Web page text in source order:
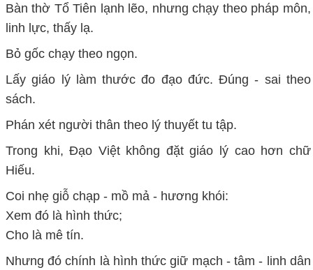
Bàn thờ Tổ Tiên lạnh lẽo, nhưng chạy theo pháp môn,
linh lực, thấy lạ.
Bỏ gốc chạy theo ngọn.
Lấy giáo lý làm thước đo đạo đức. Đúng - sai theo
sách.
Phán xét người thân theo lý thuyết tu tập.
Trong khi, Đạo Việt không đặt giáo lý cao hơn chữ
Hiếu.
Coi nhẹ giỗ chạp - mồ mả - hương khói:
Xem đó là hình thức;
Cho là mê tín.
Nhưng đó chính là hình thức giữ mạch - tâm - linh dân